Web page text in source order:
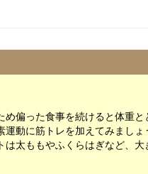
偏った食事を続けると体重と
動に筋トレを加えてみましょ
は太ももやふくらはぎなど、大